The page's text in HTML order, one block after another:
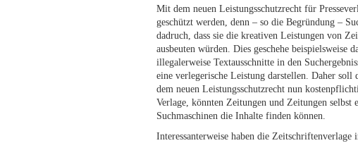
Mit dem neuen Leistungsschutzrecht für
geschützt werden, denn – so die Begründung –
dadruch, dass sie die kreativen Leistungen von
ausbeuten würden. Dies geschehe beispielsweise
illegalerweise Textausschnitte in den
eine verlegerische Leistung darstellen. Daher soll
dem neuen Leistungsschutzrecht nun
Verlage, könnten Zeitungen und Zeitungen selbst
Suchmaschinen die Inhalte finden können.
Interessanterweise haben die